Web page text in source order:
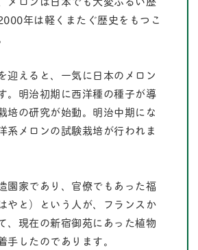
年は軽くまたぐ歴史をもつこ
迎えると、一気に日本のメロン
。明治初期に西洋種の種子が導
培の研究が始動。明治中期にな
系メロンの試験栽培が行われま
園家であり、官僚でもあった福
やと）という人が、フランスか
、現在の新宿御苑にあった植物
手したのであります。